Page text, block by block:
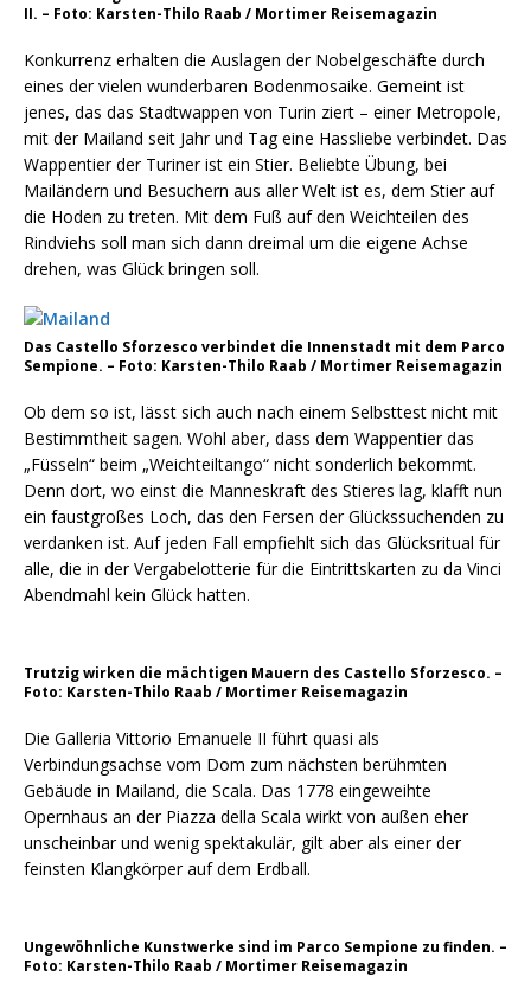
II. – Foto: Karsten-Thilo Raab / Mortimer Reisemagazin
Konkurrenz erhalten die Auslagen der Nobelgeschäfte durch
eines der vielen wunderbaren Bodenmosaike. Gemeint ist
jenes, das das Stadtwappen von Turin ziert – einer Metropole,
mit der Mailand seit Jahr und Tag eine Hassliebe verbindet. Das
Wappentier der Turiner ist ein Stier. Beliebte Übung, bei
Mailändern und Besuchern aus aller Welt ist es, dem Stier auf
die Hoden zu treten. Mit dem Fuß auf den Weichteilen des
Rindviehs soll man sich dann dreimal um die eigene Achse
drehen, was Glück bringen soll.
Das Castello Sforzesco verbindet die Innenstadt mit dem Parco
Sempione. – Foto: Karsten-Thilo Raab / Mortimer Reisemagazin
Ob dem so ist, lässt sich auch nach einem Selbsttest nicht mit
Bestimmtheit sagen. Wohl aber, dass dem Wappentier das
„Füsseln“ beim „Weichteiltango“ nicht sonderlich bekommt.
Denn dort, wo einst die Manneskraft des Stieres lag, klafft nun
ein faustgroßes Loch, das den Fersen der Glückssuchenden zu
verdanken ist. Auf jeden Fall empfiehlt sich das Glücksritual für
alle, die in der Vergabelotterie für die Eintrittskarten zu da Vinci
Abendmahl kein Glück hatten.
Trutzig wirken die mächtigen Mauern des Castello Sforzesco. –
Foto: Karsten-Thilo Raab / Mortimer Reisemagazin
Die Galleria Vittorio Emanuele II führt quasi als
Verbindungsachse vom Dom zum nächsten berühmten
Gebäude in Mailand, die Scala. Das 1778 eingeweihte
Opernhaus an der Piazza della Scala wirkt von außen eher
unscheinbar und wenig spektakulär, gilt aber als einer der
feinsten Klangkörper auf dem Erdball.
Ungewöhnliche Kunstwerke sind im Parco Sempione zu finden. –
Foto: Karsten-Thilo Raab / Mortimer Reisemagazin